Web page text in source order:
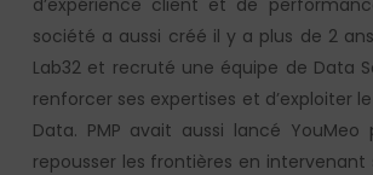
d’expérience client et de
société a aussi créé il y a plus de 2
Lab32 et recruté une équipe de Data
renforcer ses expertises et d’exploiter
Data. PMP avait aussi lancé YouMeo
repousser les frontières en intervenant